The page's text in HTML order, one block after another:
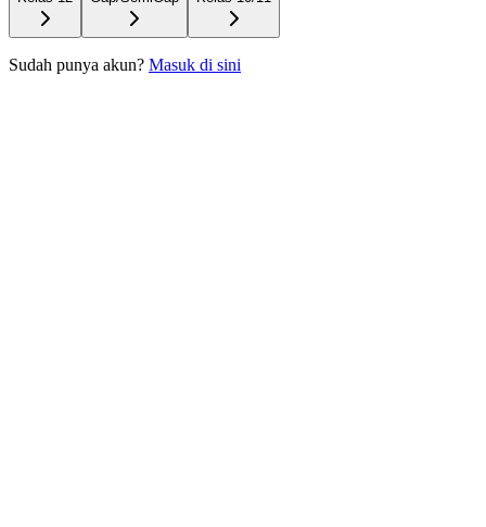
Sudah punya akun? Masuk di sini